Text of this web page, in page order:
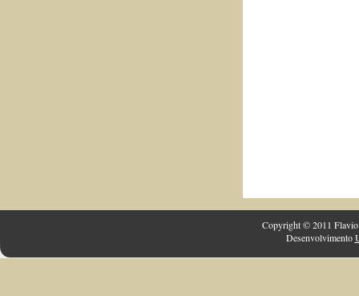
Copyright © 2011 Flavio
Desenvolvimento